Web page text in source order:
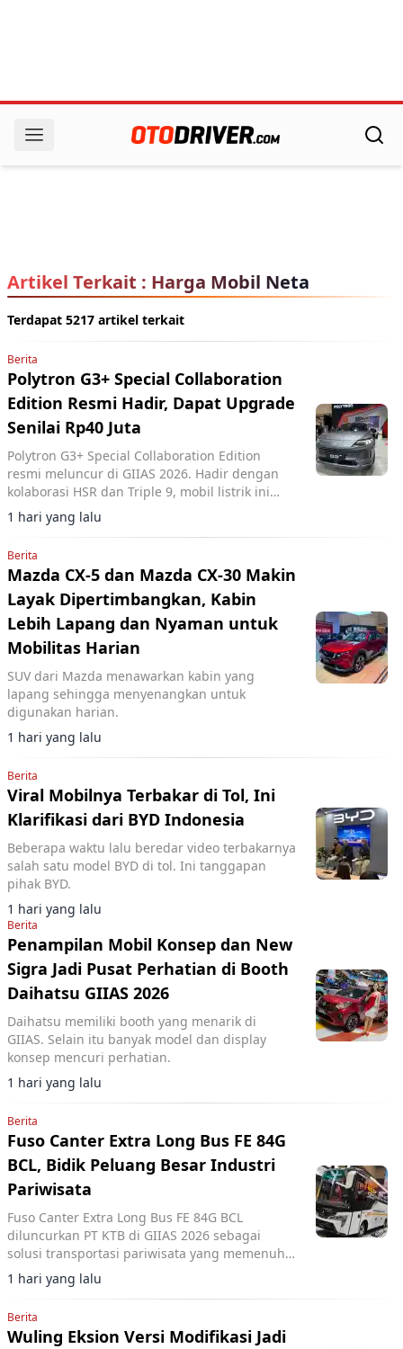
Artikel Terkait : Harga Mobil Neta
Terdapat 5217 artikel terkait
Berita
Polytron G3+ Special Collaboration
Edition Resmi Hadir, Dapat Upgrade
Senilai Rp40 Juta
Polytron G3+ Special Collaboration Edition
resmi meluncur di GIIAS 2026. Hadir dengan
kolaborasi HSR dan Triple 9, mobil listrik ini
mendapat upgrade senilai Rp40 juta dengan
tambahan harga Rp20 juta.
1 hari yang lalu
Berita
Mazda CX-5 dan Mazda CX-30 Makin
Layak Dipertimbangkan, Kabin
Lebih Lapang dan Nyaman untuk
Mobilitas Harian
SUV dari Mazda menawarkan kabin yang
lapang sehingga menyenangkan untuk
digunakan harian.
1 hari yang lalu
Berita
Viral Mobilnya Terbakar di Tol, Ini
Klarifikasi dari BYD Indonesia
Beberapa waktu lalu beredar video terbakarnya
salah satu model BYD di tol. Ini tanggapan
pihak BYD.
1 hari yang lalu
Berita
Penampilan Mobil Konsep dan New
Sigra Jadi Pusat Perhatian di Booth
Daihatsu GIIAS 2026
Daihatsu memiliki booth yang menarik di
GIIAS. Selain itu banyak model dan display
konsep mencuri perhatian.
1 hari yang lalu
Berita
Fuso Canter Extra Long Bus FE 84G
BCL, Bidik Peluang Besar Industri
Pariwisata
Fuso Canter Extra Long Bus FE 84G BCL
diluncurkan PT KTB di GIIAS 2026 sebagai
solusi transportasi pariwisata yang memenuhi
standar Euro 4 dan regulasi pemerintah.
1 hari yang lalu
Berita
Wuling Eksion Versi Modifikasi Jadi